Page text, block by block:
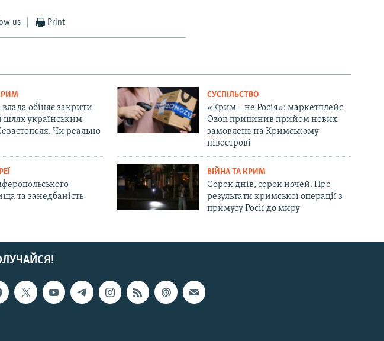
us Print
влада обіцяє закрити
шлях українським
Чи реально
СУСПІЛЬСТВО
«Крим – не Росія»: маркетплейс
Ozon припинив прийом нових
замовлень на Кримському
півострові
та занедбаність
ВІЙНА ТА КРИМ
Сорок днів, сорок ночей. Про
результати кримської операції з
примусу Росії до миру